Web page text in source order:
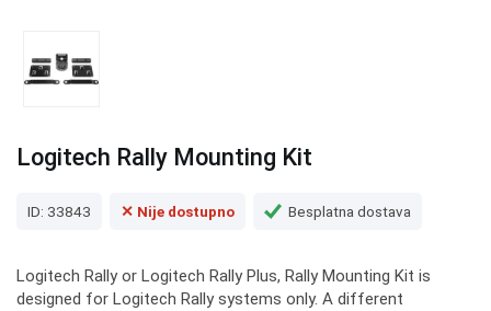
Logitech Rally Mounting Kit
ID: 33843 ✕ Nije dostupno Besplatna dostava
Logitech Rally or Logitech Rally Plus, Rally Mounting Kit is
designed for Logitech Rally systems only. A different